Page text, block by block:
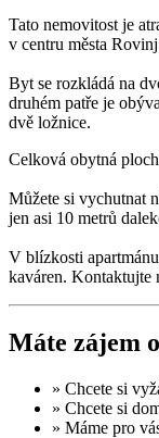
Tato nemovitost je
v centru města
Byt se rozkládá na
druhém patře je
dvě ložnice.
Celková obytná
Můžete si vychutnat
jen asi 10 metrů
V blízkosti
kaváren. Kontaktujte
Máte zájem
» Chcete si
» Chcete si
» Máme pro